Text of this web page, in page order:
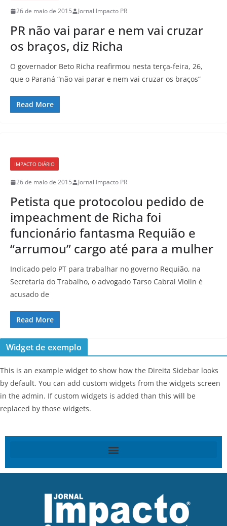
26 de maio de 2015 Jornal Impacto PR
PR não vai parar e nem vai cruzar
os braços, diz Richa
O governador Beto Richa reafirmou nesta terça-feira, 26,
que o Paraná “não vai parar e nem vai cruzar os braços”
Read More
IMPACTO DIÁRIO
26 de maio de 2015 Jornal Impacto PR
Petista que protocolou pedido de
impeachment de Richa foi
funcionário fantasma Requião e
“arrumou” cargo até para a mulher
Indicado pelo PT para trabalhar no governo Requião, na
Secretaria do Trabalho, o advogado Tarso Cabral Violin é
acusado de
Read More
Widget de exemplo
This is an example widget to show how the Direita Sidebar looks
by default. You can add custom widgets from the widgets screen
in the admin. If custom widgets is added than this will be
replaced by those widgets.